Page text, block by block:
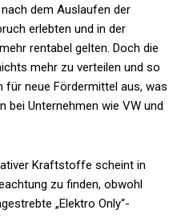
dem Auslaufen der
erlebten und in der
rentabel gelten. Doch die
mehr zu verteilen und so
für neue Fördermittel aus, was
bei Unternehmen wie VW und
Kraftstoffe scheint in
zu finden, obwohl
„Elektro Only“-